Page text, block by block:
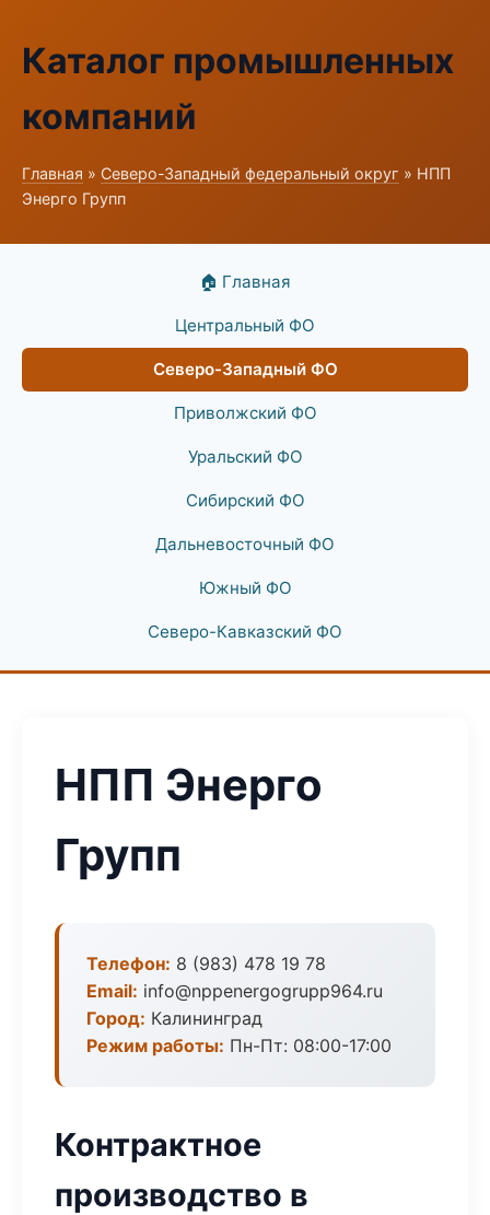
Каталог промышленных
компаний
Главная » Северо-Западный федеральный округ » НПП
Энерго Групп
🏠 Главная
Центральный ФО
Северо-Западный ФО
Приволжский ФО
Уральский ФО
Сибирский ФО
Дальневосточный ФО
Южный ФО
Северо-Кавказский ФО
НПП Энерго
Групп
Телефон: 8 (983) 478 19 78
Email: info@nppenergogrupp964.ru
Город: Калининград
Режим работы: Пн-Пт: 08:00-17:00
Контрактное
производство в